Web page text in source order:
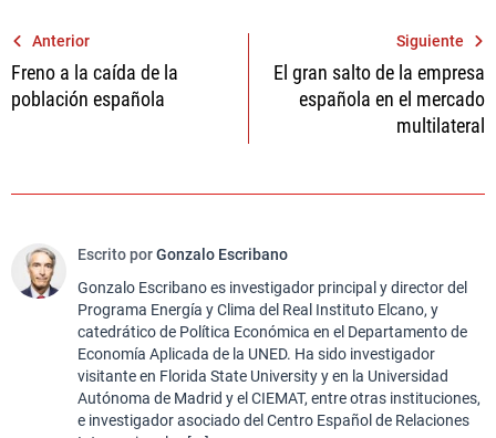
Navegación
de
entradas
Anterior
Freno a la caída de la
población española
Siguiente
El gran salto de la empresa
española en el mercado
multilateral
Escrito porGonzalo Escribano
Gonzalo Escribano es investigador principal y director del
Programa Energía y Clima del Real Instituto Elcano, y
catedrático de Política Económica en el Departamento de
Economía Aplicada de la UNED. Ha sido investigador
visitante en Florida State University y en la Universidad
Autónoma de Madrid y el CIEMAT, entre otras instituciones,
e investigador asociado del Centro Español de Relaciones